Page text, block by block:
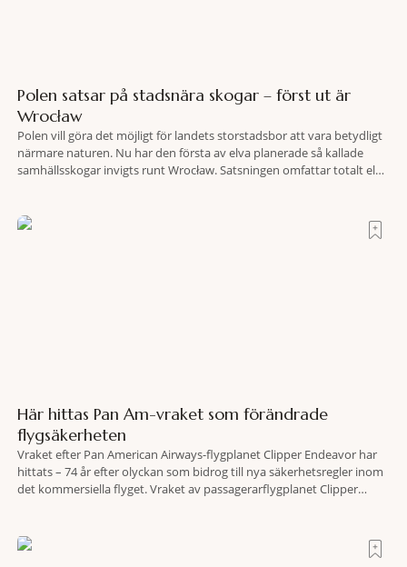
Polen satsar på stadsnära skogar – först ut är
Wrocław
Polen vill göra det möjligt för landets storstadsbor att vara betydligt
närmare naturen. Nu har den första av elva planerade så kallade
samhällsskogar invigts runt Wrocław. Satsningen omfattar totalt elva
fler människor ska kunna promenera, motionera
Här hittas Pan Am-vraket som förändrade
flygsäkerheten
Vraket efter Pan American Airways-flygplanet Clipper Endeavor har
hittats – 74 år efter olyckan som bidrog till nya säkerhetsregler inom
det kommersiella flyget. Vraket av passagerarflygplanet Clipper
lokaliserades den 2 juni i år med hjälp